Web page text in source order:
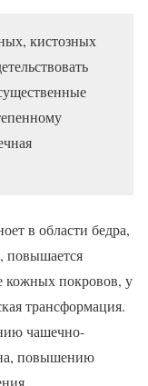
кистозных
в области бедра,
повышается
кожных покровов, у
трансформация.
чашечно-
повышению